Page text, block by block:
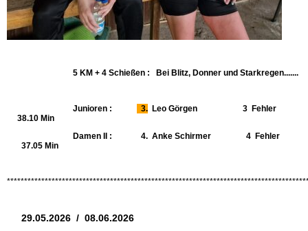
5 KM + 4 Schießen : Bei Blitz, Donner und Starkregen.......
Junioren : 3. Leo Görgen 3 Fehler
38.10 Min
Damen II : 4. Anke Schirmer 4 Fehler
37.05 Min
29.05.2026 / 08.06.2026